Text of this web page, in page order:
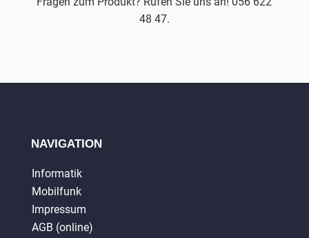
48 47.
NAVIGATION
Informatik
Mobilfunk
Impressum
AGB (online)